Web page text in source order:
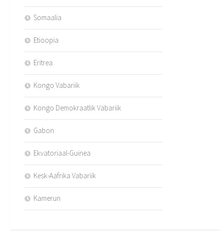
Somaalia
Etioopia
Eritrea
Kongo Vabariik
Kongo Demokraatlik Vabariik
Gabon
Ekvatoriaal-Guinea
Kesk-Aafrika Vabariik
Kamerun